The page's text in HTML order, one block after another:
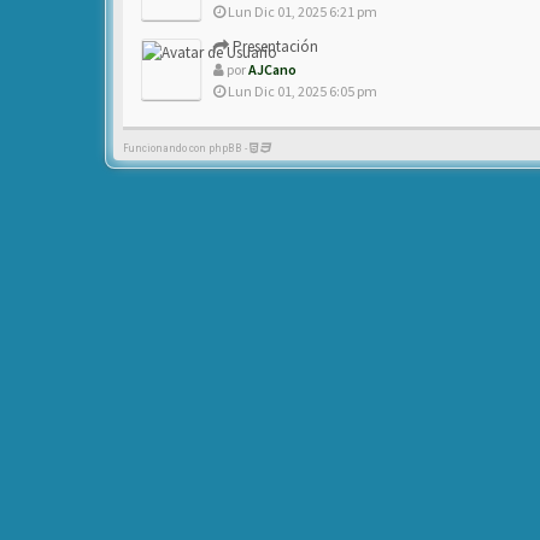
Lun Dic 01, 2025 6:21 pm
Presentación
porAJCano
Lun Dic 01, 2025 6:05 pm
Funcionando con phpBB -